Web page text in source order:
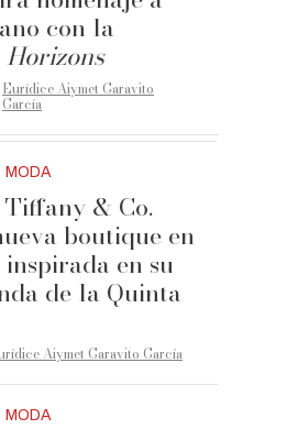
con la
Horizons
Eurídice Aiymet Garavito
García
MODA
Tiffany & Co.
boutique en
en su
de la Quinta
Aiymet Garavito García
MODA